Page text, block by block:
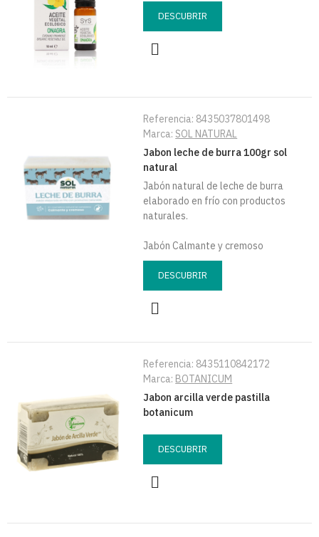
DESCUBRIR
Referencia: 8435037801498
Marca: SOL NATURAL
Jabon leche de burra 100gr sol
natural
Jabón natural de leche de burra
elaborado en frío con productos
naturales.
Jabón Calmante y cremoso
DESCUBRIR
Referencia: 8435110842172
Marca: BOTANICUM
Jabon arcilla verde pastilla
botanicum
DESCUBRIR